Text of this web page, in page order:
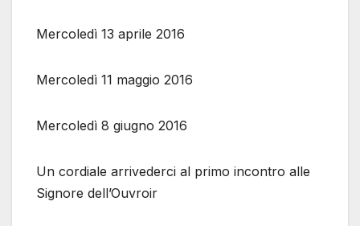
Mercoledì 13 aprile 2016
Mercoledì 11 maggio 2016
Mercoledì 8 giugno 2016
Un cordiale arrivederci al primo incontro alle
Signore dell’Ouvroir